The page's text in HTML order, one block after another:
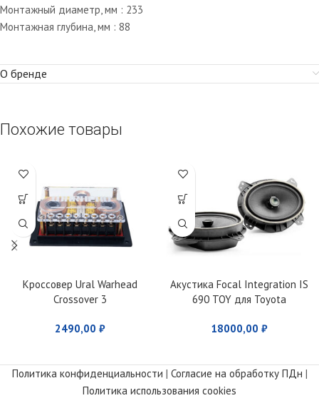
Монтажный диаметр, мм : 233
Монтажная глубина, мм : 88
О бренде
Похожие товары
Кроссовер Ural Warhead
Crossover 3
2490,00 ₽
Акустика Focal Integration IS
690 TOY для Toyota
18000,00 ₽
Политика конфиденциальности | Согласие на обработку ПДн |
Политика использования cookies